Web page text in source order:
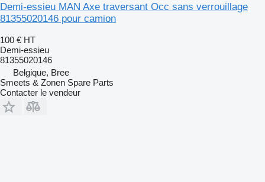
Demi-essieu MAN Axe traversant Occ sans verrouillage
81355020146 pour camion
100 € HT
Demi-essieu
81355020146
Belgique, Bree
Smeets & Zonen Spare Parts
Contacter le vendeur